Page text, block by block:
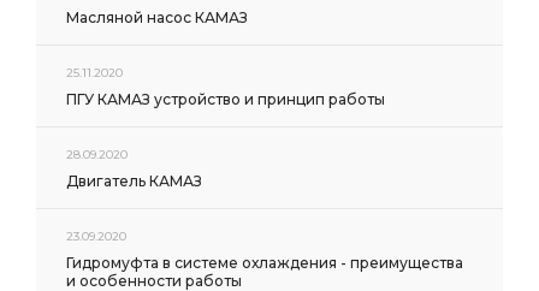
Масляной насос КАМАЗ
25.11.2020
ПГУ КАМАЗ устройство и принцип работы
28.09.2020
Двигатель КАМАЗ
23.09.2020
Гидромуфта в системе охлаждения - преимущества
и особенности работы